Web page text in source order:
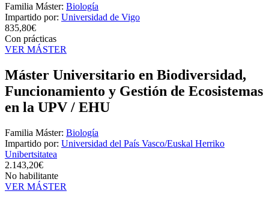
Familia Máster: Biología
Impartido por: Universidad de Vigo
835,80€
Con prácticas
VER MÁSTER
Máster Universitario en Biodiversidad,
Funcionamiento y Gestión de Ecosistemas
en la UPV / EHU
Familia Máster: Biología
Impartido por: Universidad del País Vasco/Euskal Herriko
Unibertsitatea
2.143,20€
No habilitante
VER MÁSTER